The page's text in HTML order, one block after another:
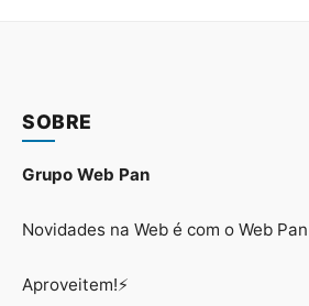
SOBRE
Grupo Web Pan
Novidades na Web é com o Web Pan
Aproveitem!⚡